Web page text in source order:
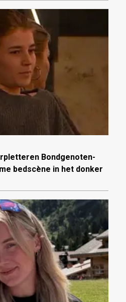
Bondgenoten-
bedscène in het donker